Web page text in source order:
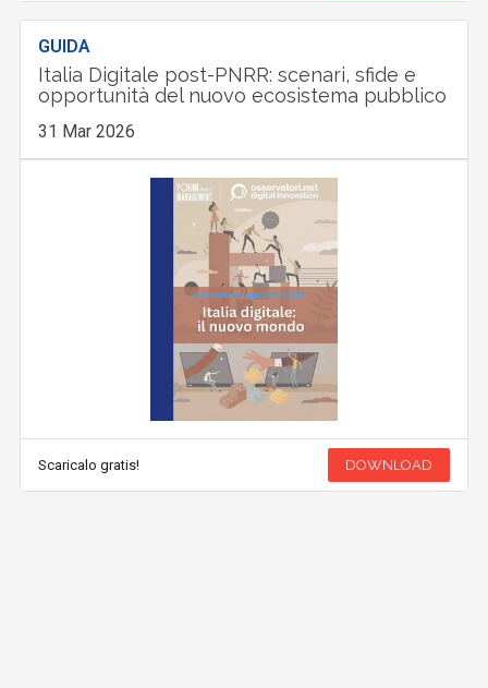
GUIDA
Italia Digitale post-PNRR: scenari, sfide e
opportunità del nuovo ecosistema pubblico
31 Mar 2026
Scaricalo gratis! DOWNLOAD